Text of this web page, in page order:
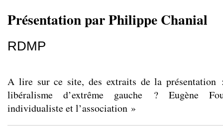
Présentation par Philippe Chanial
RDMP
A lire sur ce site, des extraits de la
libéralisme d’extrême gauche ? Eugène
individualiste et l’association »